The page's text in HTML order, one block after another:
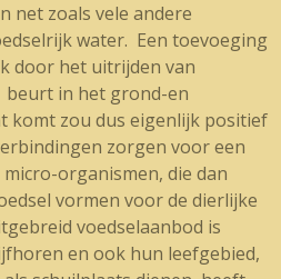
net zoals vele andere
water. Een toevoeging
door het uitrijden van
beurt in het grond-en
komt zou dus eigenlijk positief
zorgen voor een
organismen, die dan
vormen voor de dierlijke
voedselaanbod is
en ook hun leefgebied,